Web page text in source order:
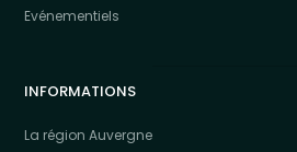
Evénementiels
INFORMATIONS
La région Auvergne